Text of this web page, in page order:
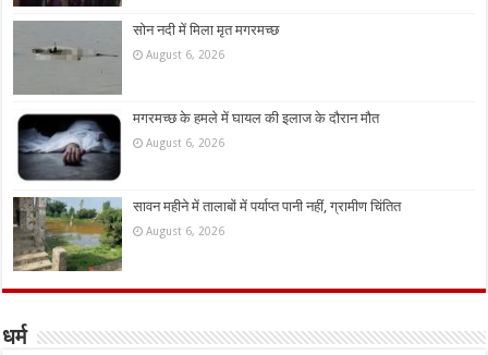
सोन नदी में मिला मृत मगरमच्छ
August 6, 2026
मगरमच्छ के हमले में घायल की इलाज के दौरान मौत
August 6, 2026
सावन महीने में तालाबों में पर्याप्त पानी नहीं, ग्रामीण चिंतित
August 6, 2026
धर्म